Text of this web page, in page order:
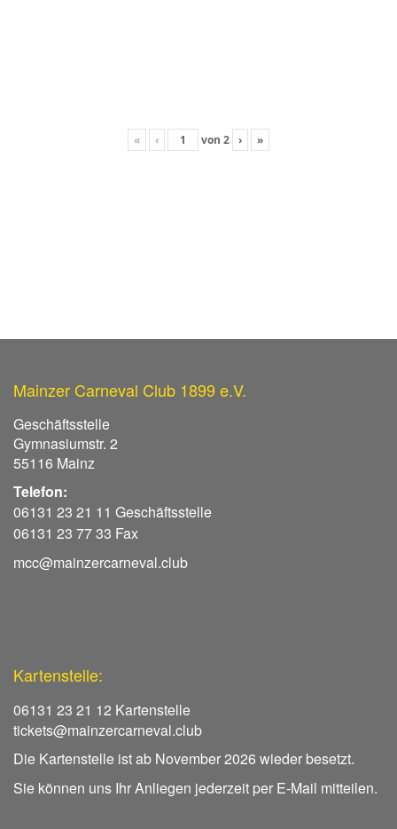
« ‹ von 2 › »
Mainzer Carneval Club 1899 e.V.
Geschäftsstelle
Gymnasiumstr. 2
55116 Mainz
Telefon:
06131 23 21 11 Geschäftsstelle
06131 23 77 33 Fax
mcc@mainzercarneval.club
Kartenstelle:
06131 23 21 12 Kartenstelle
tickets@mainzercarneval.club
Die Kartenstelle ist ab November 2026 wieder besetzt.
Sie können uns Ihr Anliegen jederzeit per E-Mail mitteilen.